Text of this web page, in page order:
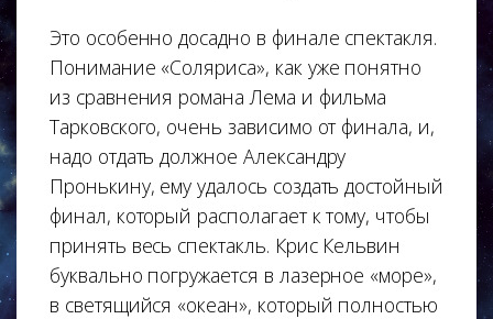
Это особенно досадно в финале спектакля.
Понимание «Соляриса», как уже понятно
из сравнения романа Лема и фильма
Тарковского, очень зависимо от финала, и,
надо отдать должное Александру
Пронькину, ему удалось создать достойный
финал, который располагает к тому, чтобы
принять весь спектакль. Крис Кельвин
буквально погружается в лазерное «море»,
в светящийся «океан», который полностью